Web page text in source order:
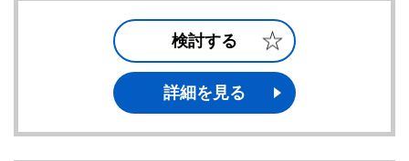
検討する
詳細を見る